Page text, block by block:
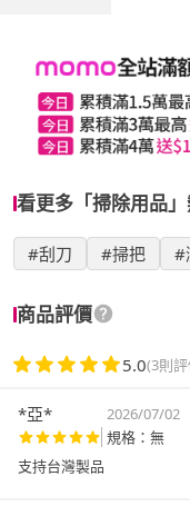
看更多「掃除用品
#刮刀 #掃把 #
商品評價
5.0(3則
*亞* 2026/07/02
規格：無
支持台灣製品